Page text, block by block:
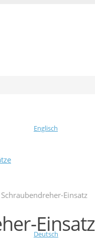
Englisch
Deutsch
Einsatz
Einsatz